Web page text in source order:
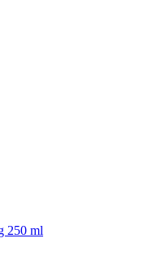
250 ml